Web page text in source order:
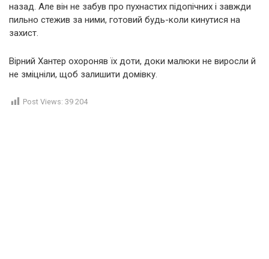
назад. Але він не забув про пухнастих підопічних і завжди
пильно стежив за ними, готовий будь-коли кинутися на
захист.
Вірний Хантер охороняв їх доти, доки малюки не виросли й
не зміцніли, щоб залишити домівку.
Post Views: 39 204